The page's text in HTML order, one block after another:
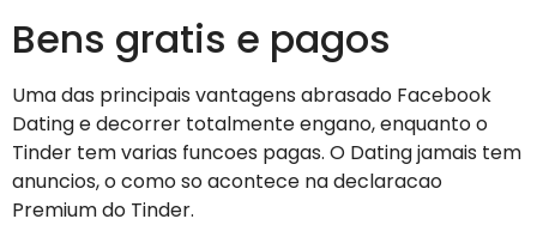
Bens gratis e pagos
Uma das principais vantagens abrasado Facebook
Dating e decorrer totalmente engano, enquanto o
Tinder tem varias funcoes pagas. O Dating jamais tem
anuncios, o como so acontece na declaracao
Premium do Tinder.